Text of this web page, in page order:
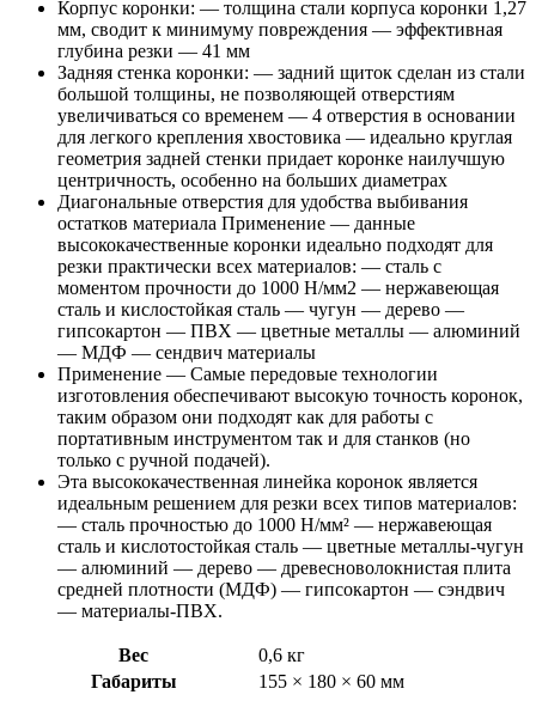
Корпус коронки: — толщина стали корпуса коронки 1,27
мм, сводит к минимуму повреждения — эффективная
глубина резки — 41 мм
Задняя стенка коронки: — задний щиток сделан из стали
большой толщины, не позволяющей отверстиям
увеличиваться со временем — 4 отверстия в основании
для легкого крепления хвостовика — идеально круглая
геометрия задней стенки придает коронке наилучшую
центричность, особенно на больших диаметрах
Диагональные отверстия для удобства выбивания
остатков материала Применение — данные
высококачественные коронки идеально подходят для
резки практически всех материалов: — сталь с
моментом прочности до 1000 Н/мм2 — нержавеющая
сталь и кислостойкая сталь — чугун — дерево —
гипсокартон — ПВХ — цветные металлы — алюминий
— МДФ — сендвич материалы
Применение — Самые передовые технологии
изготовления обеспечивают высокую точность коронок,
таким образом они подходят как для работы с
портативным инструментом так и для станков (но
только с ручной подачей).
Эта высококачественная линейка коронок является
идеальным решением для резки всех типов материалов:
— сталь прочностью до 1000 Н/мм² — нержавеющая
сталь и кислотостойкая сталь — цветные металлы-чугун
— алюминий — дерево — древесноволокнистая плита
средней плотности (МДФ) — гипсокартон — сэндвич
— материалы-ПВХ.
Вес
0,6 кг
Габариты
155 × 180 × 60 мм